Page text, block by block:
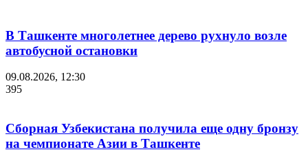
В Ташкенте многолетнее дерево рухнуло возле
автобусной остановки
09.08.2026, 12:30
395
Сборная Узбекистана получила еще одну бронзу
на чемпионате Азии в Ташкенте